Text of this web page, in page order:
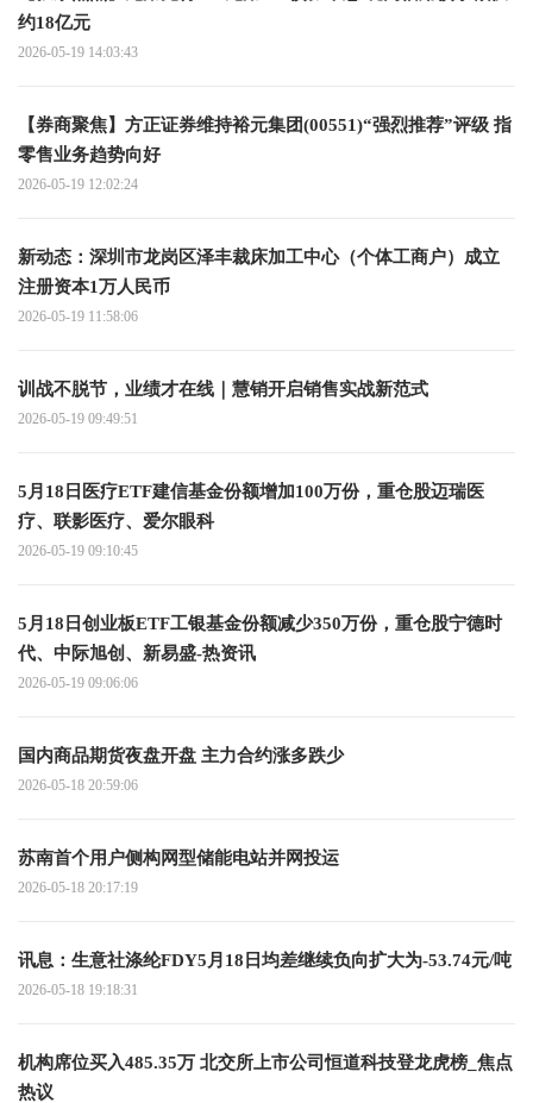
约18亿元
2026-05-19 14:03:43
【券商聚焦】方正证券维持裕元集团(00551)“强烈推荐”评级 指
零售业务趋势向好
2026-05-19 12:02:24
新动态：深圳市龙岗区泽丰裁床加工中心（个体工商户）成立
注册资本1万人民币
2026-05-19 11:58:06
训战不脱节，业绩才在线｜慧销开启销售实战新范式
2026-05-19 09:49:51
5月18日医疗ETF建信基金份额增加100万份，重仓股迈瑞医
疗、联影医疗、爱尔眼科
2026-05-19 09:10:45
5月18日创业板ETF工银基金份额减少350万份，重仓股宁德时
代、中际旭创、新易盛-热资讯
2026-05-19 09:06:06
国内商品期货夜盘开盘 主力合约涨多跌少
2026-05-18 20:59:06
苏南首个用户侧构网型储能电站并网投运
2026-05-18 20:17:19
讯息：生意社涤纶FDY5月18日均差继续负向扩大为-53.74元/吨
2026-05-18 19:18:31
机构席位买入485.35万 北交所上市公司恒道科技登龙虎榜_焦点
热议